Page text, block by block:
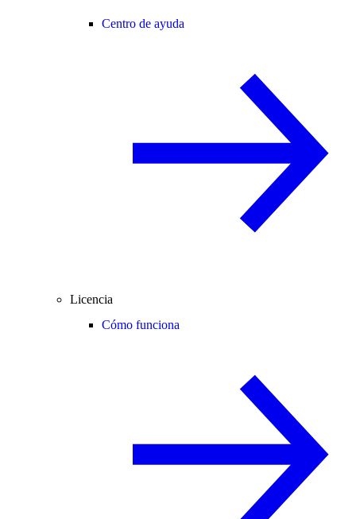
Centro de ayuda
Licencia
Cómo funciona